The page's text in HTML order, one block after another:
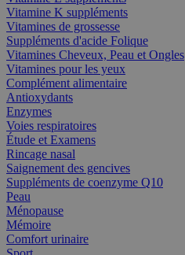
Vitamine K suppléments
Vitamines de grossesse
Suppléments d'acide Folique
Vitamines Cheveux, Peau et Ongles
Vitamines pour les yeux
Complément alimentaire
Antioxydants
Enzymes
Voies respiratoires
Étude et Examens
Rincage nasal
Saignement des gencives
Suppléments de coenzyme Q10
Peau
Ménopause
Mémoire
Comfort urinaire